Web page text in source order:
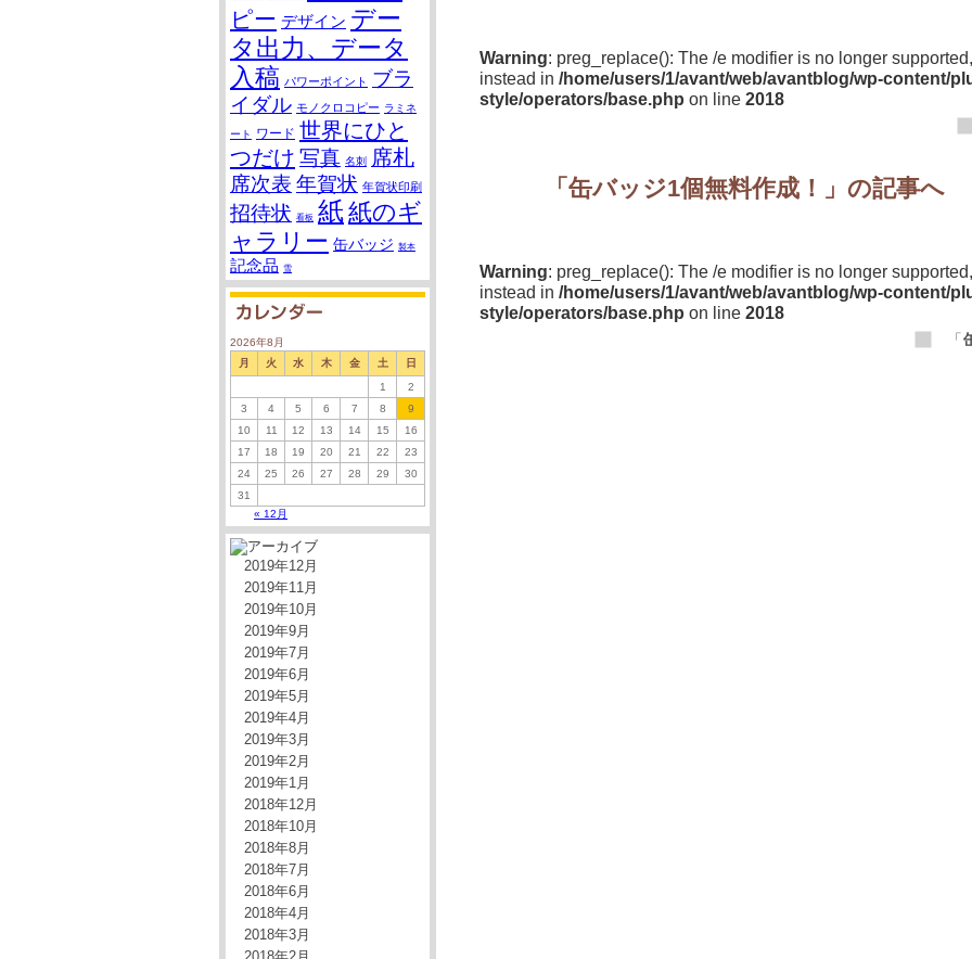
ピー デザイン デー
タ出力、データ
入稿 パワーポイント ブラ
イダル モノクロコピー ラミネ
ート ワード 世界にひと
つだけ 写真 名刺 席札
席次表 年賀状 年賀状印刷
招待状 看板 紙 紙のギ
ャラリー 缶バッジ 製本
記念品 雪
2026年8月
月
火 水 木 金 土 日
« 12月
1
2
3
4 5 6 7 8
9
10
11 12 13 14 15
16
17
18 19 20 21 22
23
24
25 26 27 28 29
30
31
2019年12月
2019年11月
2019年10月
2019年9月
2019年7月
2019年6月
2019年5月
2019年4月
2019年3月
2019年2月
2019年1月
2018年12月
2018年10月
2018年8月
2018年7月
2018年6月
2018年4月
2018年3月
Warning: preg_replace(): The /e modifier is no longer
instead in /home/users/1/avant/web/avantblog/wp-content/
style/operators/base.php on line 2018
「 缶バッジ1個無料作成！ 」の記事へ
Warning: preg_replace(): The /e modifier is no longer
instead in /home/users/1/avant/web/avantblog/wp-content/
style/operators/base.php on line 2018
「